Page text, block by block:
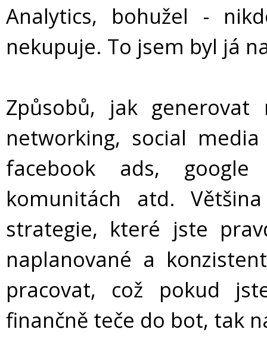
Analytics, bohužel -
nekupuje. To jsem byl já
Způsobů, jak
networking, social
facebook ads,
komunitách atd.
strategie, které jste
naplanované a
pracovat, což pokud
finančně teče do bot, tak